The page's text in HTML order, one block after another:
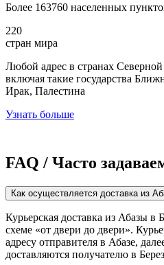
Более 163760 населенных
220
стран мира
Любой адрес в странах
включая такие государства
Ирак, Палестина
Узнать больше
FAQ / Часто
Как осуществляется доставка из
Курьерская доставка из Абазы в
схеме «от двери до двери».
адресу отправителя в Абазе,
доставляются получателю в